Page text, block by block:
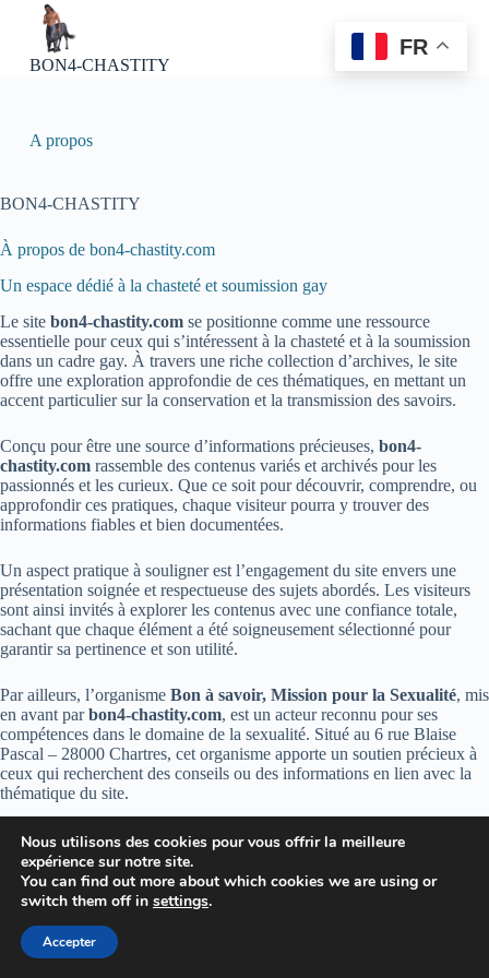
o
e
u
BON4-CHASTITY
A propos
BON4-CHASTITY
À propos de bon4-chastity.com
Un espace dédié à la chasteté et soumission gay
Le site bon4-chastity.com se positionne comme une ressource
essentielle pour ceux qui s’intéressent à la chasteté et à la soumission
dans un cadre gay. À travers une riche collection d’archives, le site
offre une exploration approfondie de ces thématiques, en mettant un
accent particulier sur la conservation et la transmission des savoirs.
Conçu pour être une source d’informations précieuses, bon4-
chastity.com rassemble des contenus variés et archivés pour les
passionnés et les curieux. Que ce soit pour découvrir, comprendre, ou
approfondir ces pratiques, chaque visiteur pourra y trouver des
informations fiables et bien documentées.
Un aspect pratique à souligner est l’engagement du site envers une
présentation soignée et respectueuse des sujets abordés. Les visiteurs
sont ainsi invités à explorer les contenus avec une confiance totale,
sachant que chaque élément a été soigneusement sélectionné pour
garantir sa pertinence et son utilité.
Par ailleurs, l’organisme Bon à savoir, Mission pour la Sexualité, mis
en avant parbon4-chastity.com, est un acteur reconnu pour ses
compétences dans le domaine de la sexualité. Situé au 6 rue Blaise
Pascal – 28000 Chartres, cet organisme apporte un soutien précieux à
ceux qui recherchent des conseils ou des informations en lien avec la
thématique du site.
FR
Nous utilisons des cookies pour vous offrir la meilleure
expérience sur notre site.
You can find out more about which cookies we are using or
switch them off in settings.
Accepter